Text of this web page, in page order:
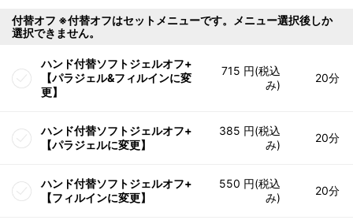
付替オフ ※付替オフはセットメニューです。メニュー選択後しか
選択できません。
ハンド付替ソフトジェルオフ+
【パラジェル&フィルインに変
更】
715 円(税込
み)
20分
ハンド付替ソフトジェルオフ+
【パラジェルに変更】
385 円(税込
み)
20分
ハンド付替ソフトジェルオフ+
【フィルインに変更】
550 円(税込
み)
20分